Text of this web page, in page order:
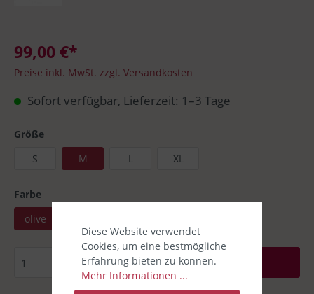
99,00 €*
Preise inkl. MwSt. zzgl. Versandkosten
Sofort verfügbar, Lieferzeit: 1–3 Tage
Größe
S
M L XL
Farbe
olive
In den Warenkorb
Diese Website verwendet
Cookies, um eine bestmögliche
Erfahrung bieten zu können.
Mehr Informationen ...